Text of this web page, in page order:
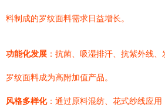
料制成的罗纹面料需求日益增长。
功能化发展 ：抗菌、吸湿排汗、抗紫外线
罗纹面料成为高附加值产品。
风格多样化：通过原料混纺、花式纱线应用